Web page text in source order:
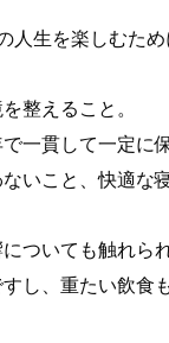
人生を楽しむた
整えること。
一貫して一定に
いこと、快適な
ついても触れら
し、重たい飲食